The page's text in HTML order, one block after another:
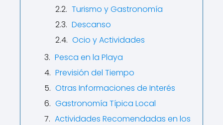
Turismo y Gastronomía
Descanso
Ocio y Actividades
Pesca en la Playa
Previsión del Tiempo
Otras Informaciones de Interés
Gastronomía Típica Local
Actividades Recomendadas en los